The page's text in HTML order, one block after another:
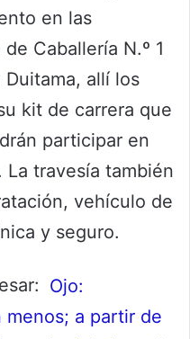
en las
Caballería N.º 1
Duitama, allí los
kit de carrera que
participar en
travesía también
vehículo de
y seguro.
Ojo:
menos; a partir de